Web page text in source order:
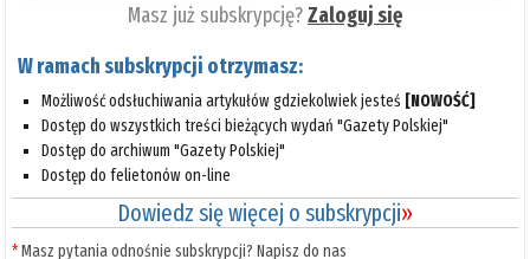
Masz już subskrypcję?Zaloguj się
W ramach subskrypcji otrzymasz:
Możliwość odsłuchiwania artykułów gdziekolwiek jesteś [NOWOŚĆ]
Dostęp do wszystkich treści bieżących wydań "Gazety Polskiej"
Dostęp do archiwum "Gazety Polskiej"
Dostęp do felietonów on-line
Dowiedz się więcej o subskrypcji»
*Masz pytania odnośnie subskrypcji? Napisz do nas